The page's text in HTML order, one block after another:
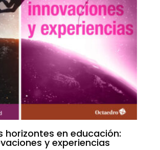
horizontes en educación:
y experiencias